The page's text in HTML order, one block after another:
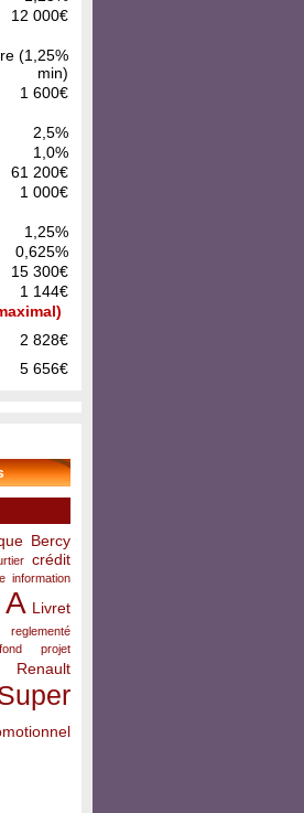
12 000€
(1,25%
min)
1 600€
2,5%
1,0%
61 200€
1 000€
1,25%
0,625%
15 300€
1 144€
2 828€
5 656€
Bercy
crédit
information
A Livret
reglementé
projet
Renault